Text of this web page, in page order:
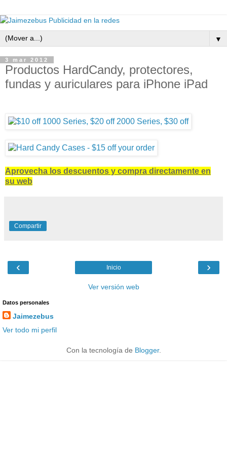
▼
3 mar 2012
Productos HardCandy, protectores,
fundas y auriculares para iPhone iPad
Aprovecha los descuentos y compra directamente en
su web
Compartir
‹ ›
Inicio
Ver versión web
Datos personales
Jaimezebus
Ver todo mi perfil
Con la tecnología de Blogger.